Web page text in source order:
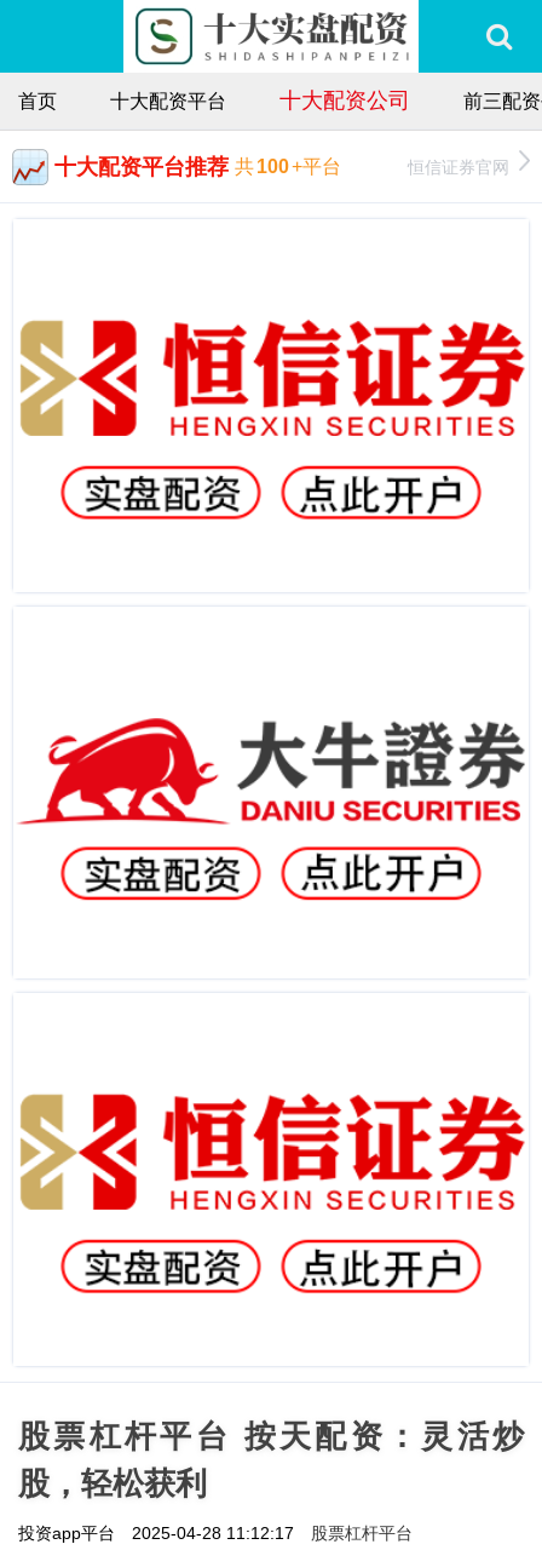
首页 十大配资平台 十大配资公司 前三配
十大配资平台推荐 共100+平台 恒信证券官网
股票杠杆平台 按天配资：灵活炒
股，轻松获利
投资app平台 2025-04-28 11:12:17 股票杠杆平台